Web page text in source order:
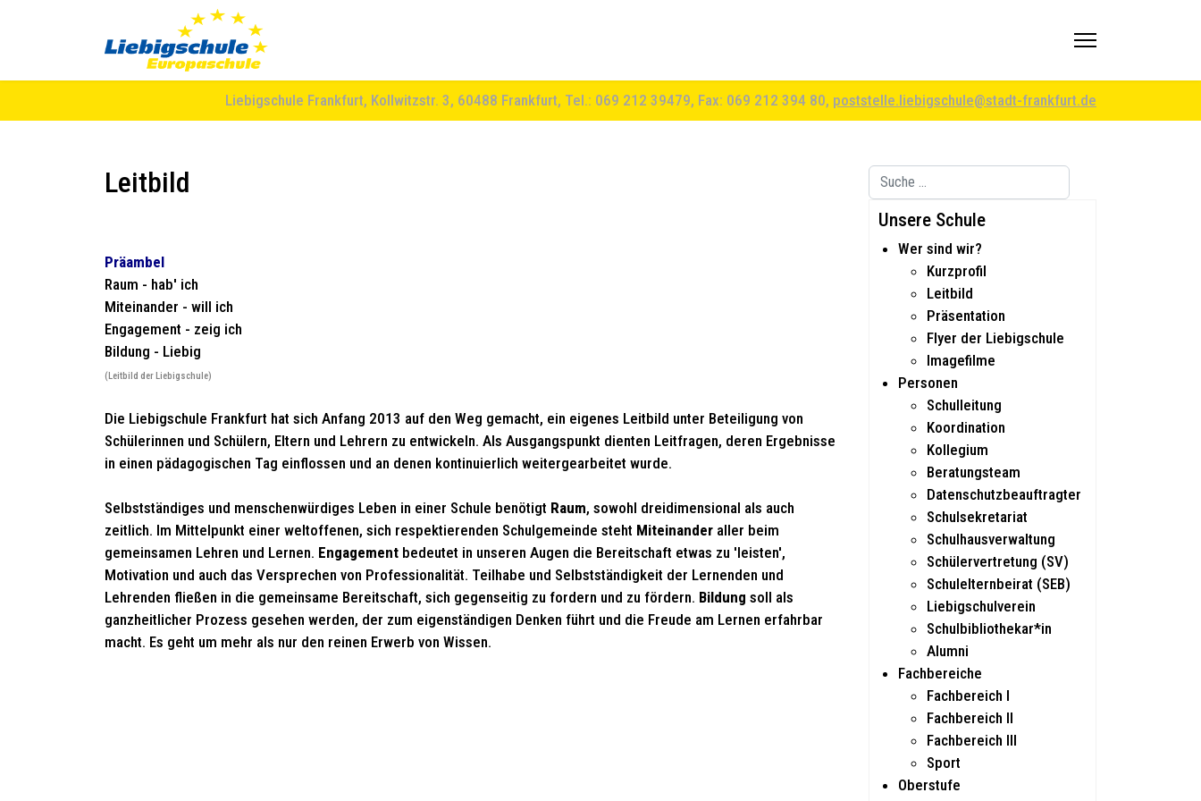
Liebigschule Frankfurt, Kollwitzstr. 3, 60488 Frankfurt, Tel.: 069 212 39479, Fax: 069 212 394 80, poststelle.liebigschule@stadt-frankfurt.de
Leitbild
Präambel
Raum - hab' ich
Miteinander - will ich
Engagement - zeig ich
Bildung - Liebig
(Leitbild der Liebigschule)
Die Liebigschule Frankfurt hat sich Anfang 2013 auf den Weg gemacht, ein eigenes Leitbild unter Beteiligung von
Schülerinnen und Schülern, Eltern und Lehrern zu entwickeln. Als Ausgangspunkt dienten Leitfragen, deren Ergebnisse
in einen pädagogischen Tag einflossen und an denen kontinuierlich weitergearbeitet wurde.
Selbstständiges und menschenwürdiges Leben in einer Schule benötigt Raum, sowohl dreidimensional als auch
zeitlich. Im Mittelpunkt einer weltoffenen, sich respektierenden Schulgemeinde steht Miteinander aller beim
gemeinsamen Lehren und Lernen. Engagement bedeutet in unseren Augen die Bereitschaft etwas zu 'leisten',
Motivation und auch das Versprechen von Professionalität. Teilhabe und Selbstständigkeit der Lernenden und
Lehrenden fließen in die gemeinsame Bereitschaft, sich gegenseitig zu fordern und zu fördern. Bildung soll als
ganzheitlicher Prozess gesehen werden, der zum eigenständigen Denken führt und die Freude am Lernen erfahrbar
macht. Es geht um mehr als nur den reinen Erwerb von Wissen.
Suchen
Type 2 or more characters for results.
Unsere Schule
Wer sind wir?
Kurzprofil
Leitbild
Präsentation
Flyer der Liebigschule
Imagefilme
Personen
Schulleitung
Koordination
Kollegium
Beratungsteam
Datenschutzbeauftragter
Schulsekretariat
Schulhausverwaltung
Schülervertretung (SV)
Schulelternbeirat (SEB)
Liebigschulverein
Schulbibliothekar*in
Alumni
Fachbereiche
Fachbereich I
Fachbereich II
Fachbereich III
Sport
Oberstufe